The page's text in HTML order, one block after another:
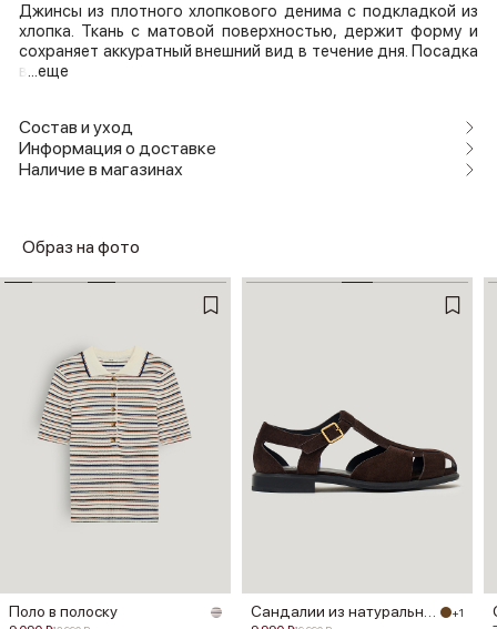
Джинсы из плотного хлопкового денима с подкладкой из
хлопка. Ткань с матовой поверхностью, держит форму и
сохраняет аккуратный внешний вид в течение дня. Посадка
в ...еще
Состав и уход
Информация о доставке
Наличие в магазинах
Образ на фото
Поло в полоску Сандалии из натуральной замши +1